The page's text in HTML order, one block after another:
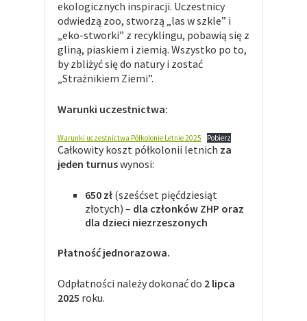
ekologicznych inspiracji. Uczestnicy
odwiedzą zoo, stworzą „las w szkle” i
„eko-stworki” z recyklingu, pobawią się z
gliną, piaskiem i ziemią. Wszystko po to,
by zbliżyć się do natury i zostać
„Strażnikiem Ziemi”.
Warunki uczestnictwa:
Warunki uczestnictwa Półkolonie Letnie 2025 Pobierz
Całkowity koszt półkolonii letnich za
jeden turnuswynosi:
650 zł (sześćset pięćdziesiąt
złotych) – dla członków ZHP oraz
dla dzieci niezrzeszonych
Płatność jednorazowa.
Odpłatności należy dokonać do 2 lipca
2025 roku.